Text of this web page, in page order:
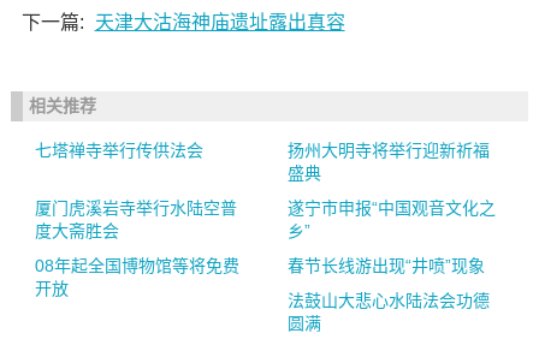
下一篇:
天津大沽海神庙遗址露出真容
相关推荐
七塔禅寺举行传供法会
扬州大明寺将举行迎新祈福
盛典
厦门虎溪岩寺举行水陆空普
度大斋胜会
遂宁市申报“中国观音文化之
乡”
08年起全国博物馆等将免费
开放
春节长线游出现“井喷”现象
法鼓山大悲心水陆法会功德
圆满